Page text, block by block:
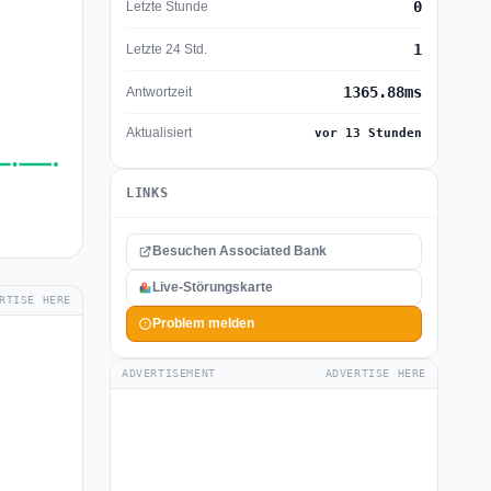
HERE
Letzte Stunde 0
Letzte 24 Std. 1
Antwortzeit 1365.88ms
Aktualisiert vor 13 Stunden
LINKS
Besuchen Associated Bank
Live-Störungskarte
Problem melden
ADVERTISEMENT ADVERTISE HERE